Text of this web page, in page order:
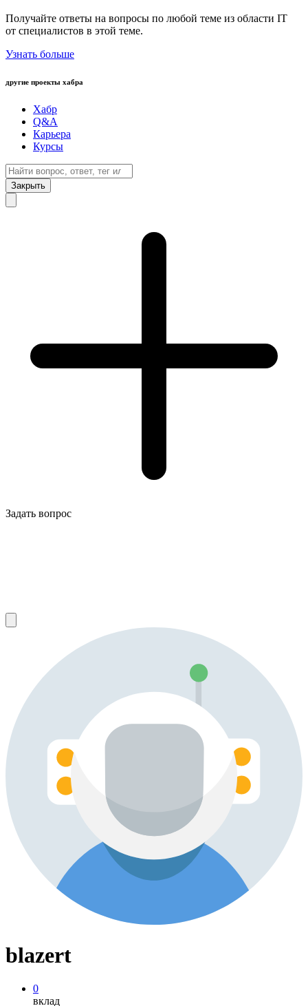
Получайте ответы на вопросы по любой теме из области IT
от специалистов в этой теме.
Узнать больше
другие проекты хабра
Хабр
Q&A
Карьера
Курсы
Закрыть
Задать вопрос
blazert
0
вклад